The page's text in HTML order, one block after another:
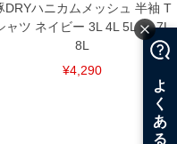
DRYハニカムメッシュ 半袖 T
ャツ ネイビー 3L 4L 5L 6L 7L
8L
¥4,290